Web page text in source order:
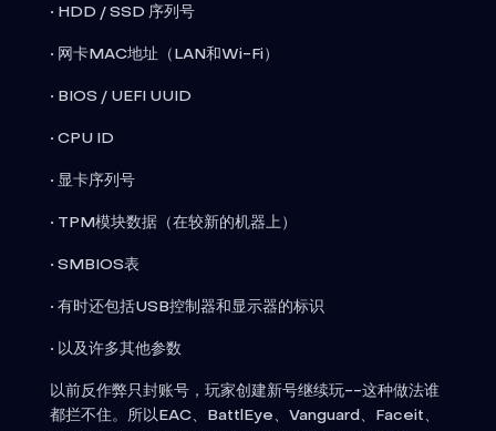
• HDD / SSD 序列号
• 网卡MAC地址（LAN和Wi-Fi）
• BIOS / UEFI UUID
• CPU ID
• 显卡序列号
• TPM模块数据（在较新的机器上）
• SMBIOS表
• 有时还包括USB控制器和显示器的标识
• 以及许多其他参数
以前反作弊只封账号，玩家创建新号继续玩--这种做法谁
都拦不住。所以EAC、BattlEye、Vanguard、Faceit、